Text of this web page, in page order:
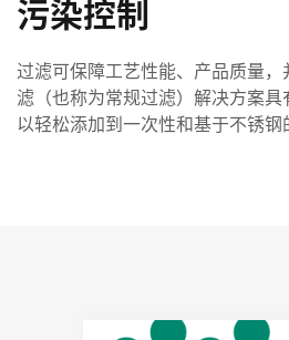
污染控制
过滤可保障工艺性能、产品质量
滤（也称为常规过滤）解决方案具
以轻松添加到一次性和基于不锈钢